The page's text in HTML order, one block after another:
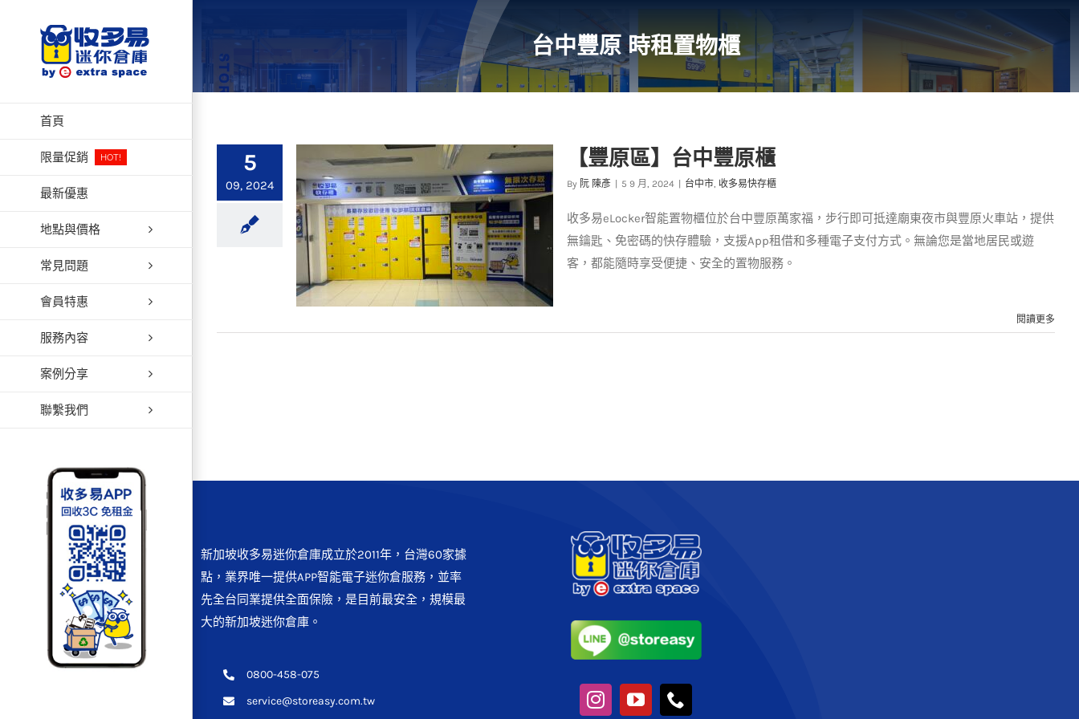
首頁
限量促銷 HOT!
最新優惠
地點與價格
常見問題
會員特惠
服務內容
案例分享
聯繫我們
台中豐原 時租置物櫃
5
09, 2024
【豐原區】台中豐原櫃
By 阮 陳彥 5 9 月, 2024 台中市, 收多易快存櫃
收多易eLocker智能置物櫃位於台中豐原萬家福，步行即可抵達廟東夜市與豐原火車站，提供
無鑰匙、免密碼的快存體驗，支援App租借和多種電子支付方式。無論您是當地居民或遊
客，都能隨時享受便捷、安全的置物服務。
閱讀更多
新加坡收多易迷你倉庫成立於2011年，台灣60家據
點，業界唯一提供APP智能電子迷你倉服務，並率
先全台同業提供全面保險，是目前最安全，規模最
大的新加坡迷你倉庫。
0800-458-075
service@storeasy.com.tw